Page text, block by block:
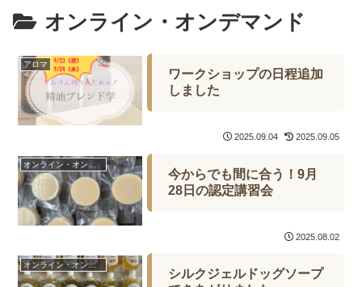
オンライン・オンデマンド
アロマ
ワークショップの日程追加
しました
2025.09.04 2025.09.05
オンライン・オンデマンド
今からでも間に合う！9月
28日の認定講習会
2025.08.02
オンライン・オンデマンド
シルクジェルドッグソープ